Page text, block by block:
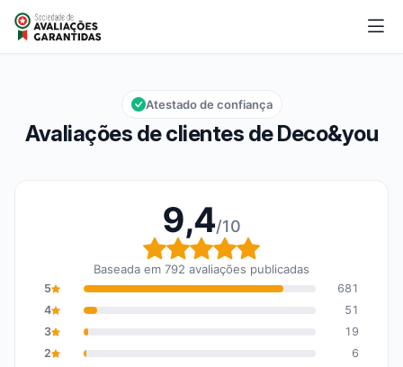
Deco&you
Nota global: 9,4 em 10
9,4/10
Avaliações de clientes de Deco&you
Atestado de confiança
9,4/10
Nota global: 9,4 em 10
Baseada em 792 avaliações publicadas
5
681
4
51
3
19
2
6